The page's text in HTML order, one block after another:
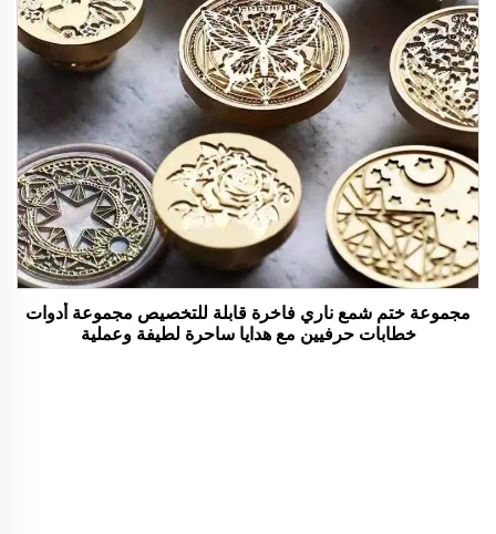
مجموعة ختم شمع ناري فاخرة قابلة للتخصيص مجموعة أدوات
خطابات حرفيين مع هدايا ساحرة لطيفة وعملية